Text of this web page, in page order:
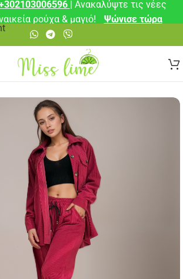
| Ανακαλύψτε τις νέες
ρούχα & μαγιό!
Ψώνισε τώρα